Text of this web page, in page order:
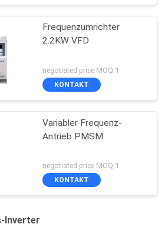
Frequenzumrichter
2.2KW VFD
negotiated price MOQ:1
KONTAKT
Variabler Frequenz-
Antrieb PMSM
negotiated price MOQ:1
KONTAKT
Inverter